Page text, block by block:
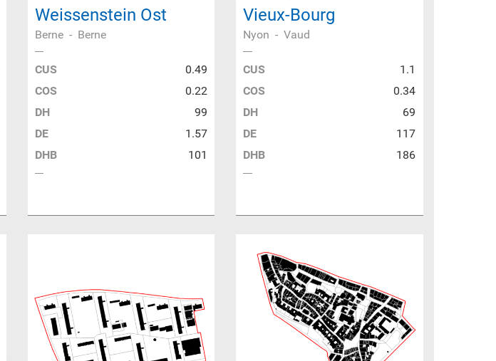
Weissenstein Ost
Berne- Berne
CUS
0.49
COS
0.22
DH
99
DE
1.57
DHB
101
Vieux-Bourg
Nyon -Vaud
CUS
1.1
COS
0.34
DH
69
DE
117
DHB
186